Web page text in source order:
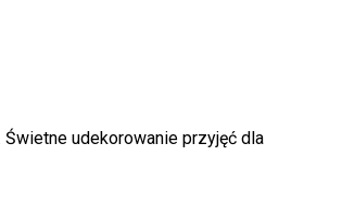
w koszyku.
udekorowanie przyjęć dla